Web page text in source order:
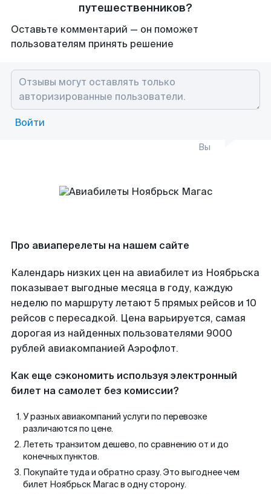
путешественников?
Оставьте комментарий — он поможет
пользователям принять решение
Войти
Вы
Про авиаперелеты на нашем сайте
Календарь низких цен на авиабилет из Ноябрьска
показывает выгодные месяца в году, каждую
неделю по маршруту летают 5 прямых рейсов и 10
рейсов с пересадкой. Цена варьируется, самая
дорогая из найденных пользователями 9000
рублей авиакомпанией Аэрофлот.
Как еще сэкономить используя электронный
билет на самолет без комиссии?
У разных авиакомпаний услуги по перевозке
различаются по цене.
Лететь транзитом дешево, по сравнению от и до
конечных пунктов.
Покупайте туда и обратно сразу. Это выгоднее чем
билет Ноябрьск Магас в одну сторону.